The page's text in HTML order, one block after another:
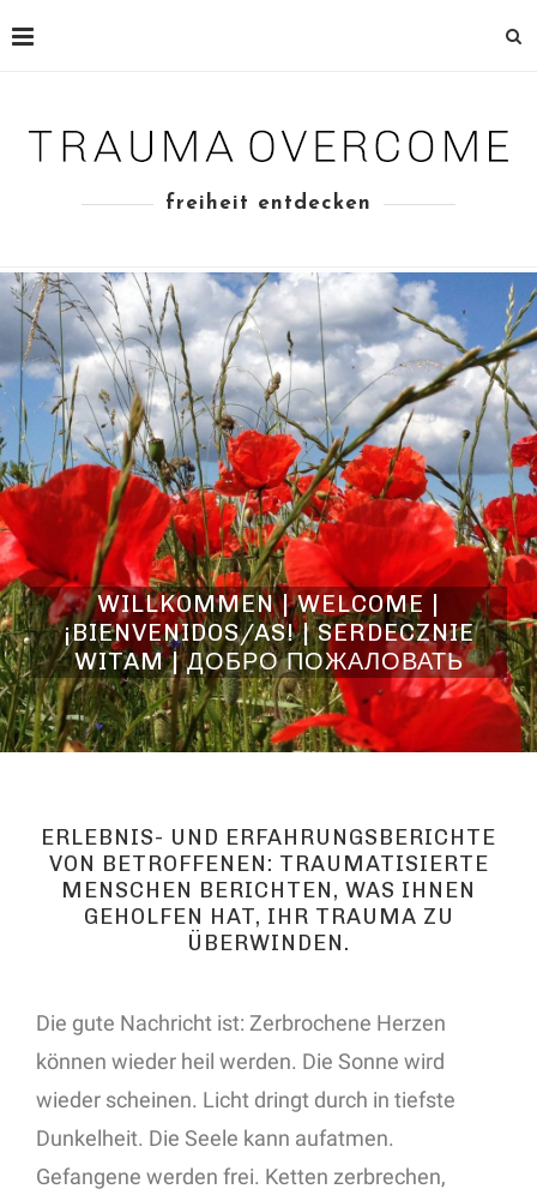
freiheit entdecken
WILLKOMMEN | WELCOME |
¡BIENVENIDOS/AS! | SERDECZNIE
WITAM | ДОБРО ПОЖАЛОВАТЬ
ERLEBNIS- UND ERFAHRUNGSBERICHTE
VON BETROFFENEN: TRAUMATISIERTE
MENSCHEN BERICHTEN, WAS IHNEN
GEHOLFEN HAT, IHR TRAUMA ZU
ÜBERWINDEN.
Die gute Nachricht ist: Zerbrochene Herzen
können wieder heil werden. Die Sonne wird
wieder scheinen. Licht dringt durch in tiefste
Dunkelheit. Die Seele kann aufatmen.
Gefangene werden frei. Ketten zerbrechen,